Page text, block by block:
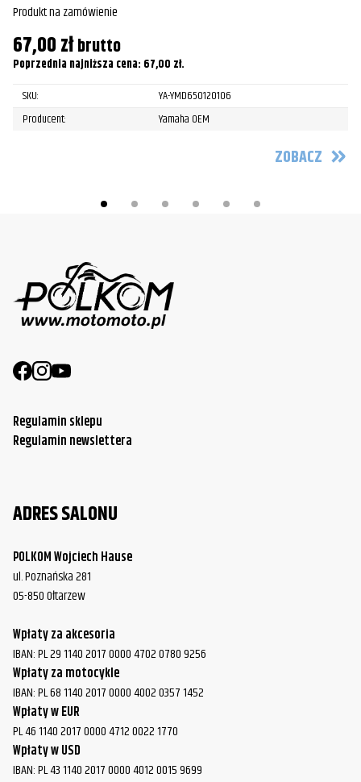
Produkt na zamówienie
67,00złbrutto
Poprzednia najniższa cena: 67,00 zł.
SKU:
YA-YMD650120106
Producent:
Yamaha OEM
ZOBACZ
Regulamin sklepu
Regulamin newslettera
ADRES SALONU
POLKOM Wojciech Hause
ul. Poznańska 281
05-850 Ołtarzew
Wpłaty za akcesoria
IBAN: PL 29 1140 2017 0000 4702 0780 9256
Wpłaty za motocykle
IBAN: PL 68 1140 2017 0000 4002 0357 1452
Wpłaty w EUR
PL 46 1140 2017 0000 4712 0022 1770
Wpłaty w USD
IBAN: PL 43 1140 2017 0000 4012 0015 9699